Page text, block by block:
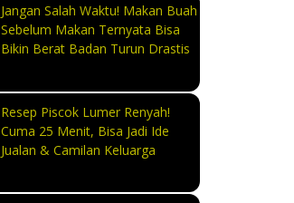
Jangan Salah Waktu! Makan Buah
Sebelum Makan Ternyata Bisa
Bikin Berat Badan Turun Drastis
Resep Piscok Lumer Renyah!
Cuma 25 Menit, Bisa Jadi Ide
Jualan & Camilan Keluarga